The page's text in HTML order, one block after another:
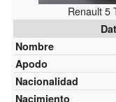
Renault 5
Nombre
Apodo
Nacionalidad
Nacimiento